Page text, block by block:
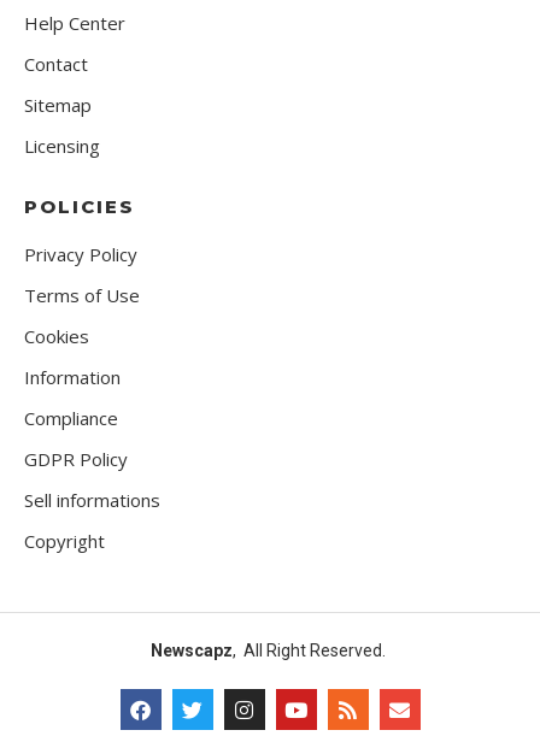
Help Center
Contact
Sitemap
Licensing
POLICIES
Privacy Policy
Terms of Use
Cookies
Information
Compliance
GDPR Policy
Sell informations
Copyright
Newscapz, All Right Reserved.